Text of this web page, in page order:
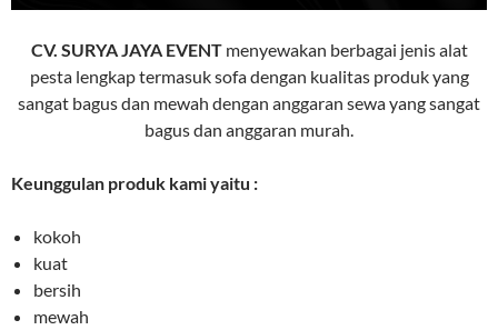
CV. SURYA JAYA EVENTmenyewakan berbagai jenis alat
pesta lengkap termasuk sofa dengan kualitas produk yang
sangat bagus dan mewah dengan anggaran sewa yang sangat
bagus dan anggaran murah.
Keunggulan produk kami yaitu :
kokoh
kuat
bersih
mewah